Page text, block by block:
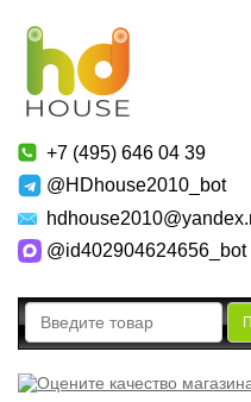
+7 (495) 646 04 39
@HDhouse2010_bot
@id402904624656_bot